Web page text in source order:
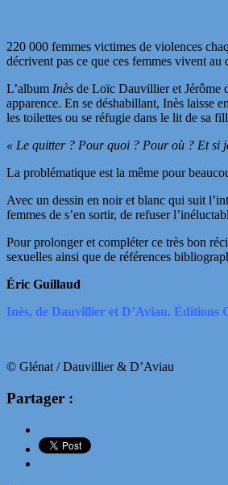
220 000 femmes victimes de violences
décrivent pas ce que ces femmes vivent
L’album Inès de Loïc Dauvillier et Jérôme
apparence. En se déshabillant, Inès laisse
les toilettes ou se réfugie dans le lit de sa
« Le quitter ? Pour quoi ? Pour où ? Et si
La problématique est la même pour
Avec un dessin en noir et blanc qui suit
femmes de s’en sortir, de refuser
Pour prolonger et compléter ce très bon
sexuelles ainsi que de références
Éric Guillaud
Inès, de Dauvillier et D’Aviau. Éditions
© Glénat / Dauvillier & D’Aviau
Partager :